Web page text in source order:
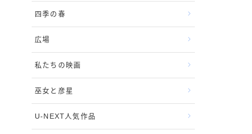
四季の春
広場
私たちの映画
巫女と彦星
U-NEXT人気作品